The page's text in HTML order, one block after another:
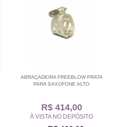
ABRAÇADEIRA FREEBLOW PRATA
PARA SAXOFONE ALTO
R$ 414,00
À VISTA NO DEPÓSITO